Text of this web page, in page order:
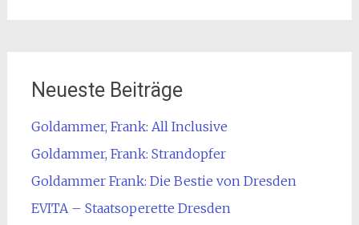
Neueste Beiträge
Goldammer, Frank: All Inclusive
Goldammer, Frank: Strandopfer
Goldammer Frank: Die Bestie von Dresden
EVITA – Staatsoperette Dresden